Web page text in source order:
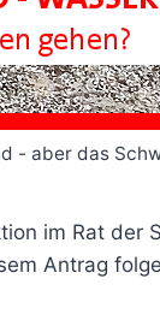
- aber das
im Rat der
Antrag